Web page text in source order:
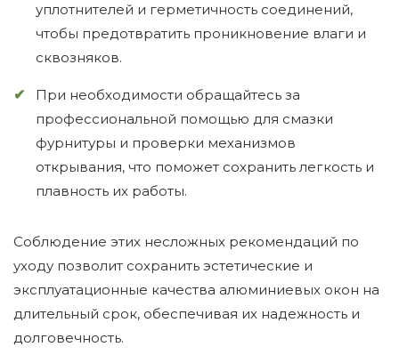
уплотнителей и герметичность соединений,
чтобы предотвратить проникновение влаги и
сквозняков.
При необходимости обращайтесь за
профессиональной помощью для смазки
фурнитуры и проверки механизмов
открывания, что поможет сохранить легкость и
плавность их работы.
Соблюдение этих несложных рекомендаций по
уходу позволит сохранить эстетические и
эксплуатационные качества алюминиевых окон на
длительный срок, обеспечивая их надежность и
долговечность.